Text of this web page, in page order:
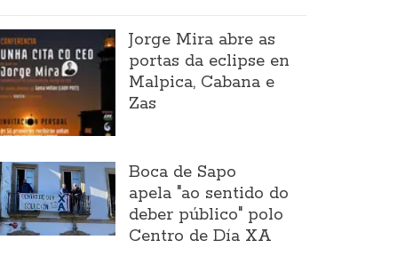
Jorge Mira abre as
portas da eclipse en
Malpica, Cabana e
Zas
Boca de Sapo
apela "ao sentido do
deber público" polo
Centro de Día XA